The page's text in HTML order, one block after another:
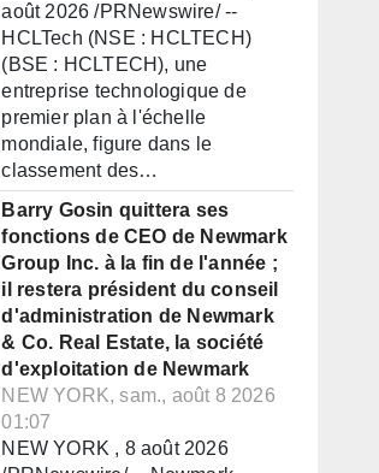
août 2026 /PRNewswire/ --
HCLTech (NSE : HCLTECH)
(BSE : HCLTECH), une
entreprise technologique de
premier plan à l'échelle
mondiale, figure dans le
classement des…
Barry Gosin quittera ses
fonctions de CEO de Newmark
Group Inc. à la fin de l'année ;
il restera président du conseil
d'administration de Newmark
& Co. Real Estate, la société
d'exploitation de Newmark
NEW YORK, sam., août 8 2026
01:07
NEW YORK , 8 août 2026